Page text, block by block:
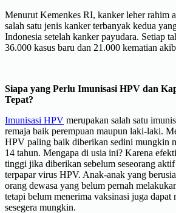
Menurut Kemenkes RI, kanker leher rahim
salah satu jenis kanker terbanyak kedua
Indonesia setelah kanker payudara. Setiap
36.000 kasus baru dan 21.000 kematian
Siapa yang Perlu Imunisasi HPV dan
Tepat?
Imunisasi HPV merupakan salah satu
remaja baik perempuan maupun laki-laki.
HPV paling baik diberikan sedini mungkin
14 tahun. Mengapa di usia ini? Karena
tinggi jika diberikan sebelum seseorang aktif
terpapar virus HPV. Anak-anak yang
orang dewasa yang belum pernah
tetapi belum menerima vaksinasi juga dapat
sesegera mungkin.